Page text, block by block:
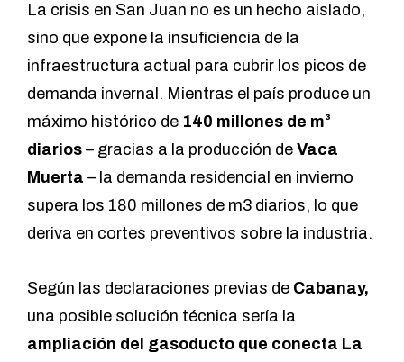
La crisis en San Juan no es un hecho aislado,
sino que expone la insuficiencia de la
infraestructura actual para cubrir los picos de
demanda invernal. Mientras el país produce un
máximo histórico de 140 millones de m³
diarios – gracias a la producción de Vaca
Muerta – la demanda residencial en invierno
supera los 180 millones de m3 diarios, lo que
deriva en cortes preventivos sobre la industria.
Según las declaraciones previas de Cabanay,
una posible solución técnica sería la
ampliación del gasoducto que conecta La